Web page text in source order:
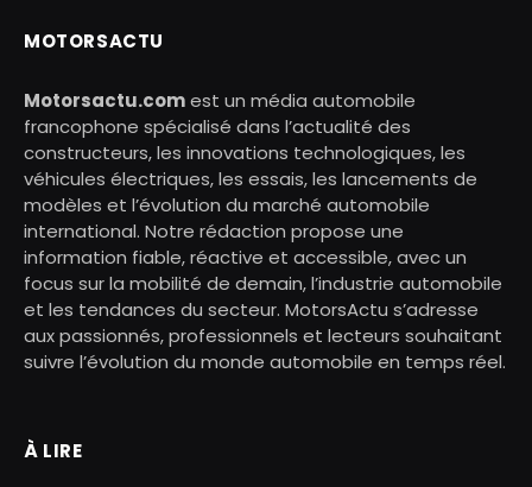
MOTORSACTU
Motorsactu.comest un média automobile
francophone spécialisé dans l’actualité des
constructeurs, les innovations technologiques, les
véhicules électriques, les essais, les lancements de
modèles et l’évolution du marché automobile
international. Notre rédaction propose une
information fiable, réactive et accessible, avec un
focus sur la mobilité de demain, l’industrie automobile
et les tendances du secteur. MotorsActu s’adresse
aux passionnés, professionnels et lecteurs souhaitant
suivre l’évolution du monde automobile en temps réel.
À LIRE